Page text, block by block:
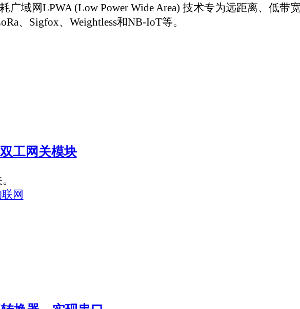
Io..
议转换器，兼容K9120，实现电池管理BMS，发动机等CAN设备通过NB-IoT/
设备无线远距离联网绝佳解决方案。